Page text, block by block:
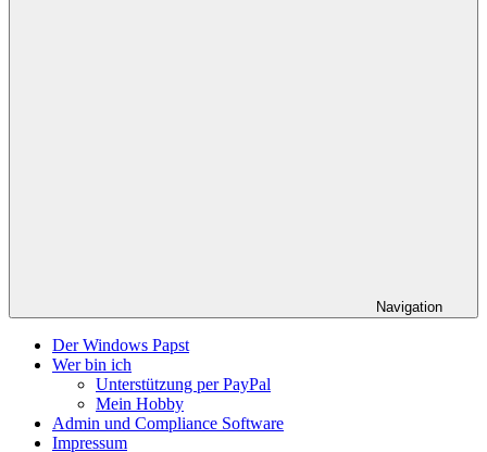
Navigation
Der Windows Papst
Wer bin ich
Unterstützung per PayPal
Mein Hobby
Admin und Compliance Software
Impressum